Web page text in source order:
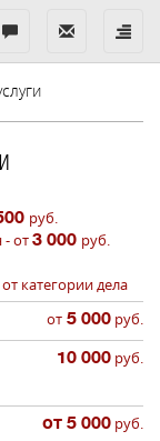
Показать
Бесплатная
руб.
от3 000 руб.
категории дела
от 5 000 руб.
10 000 руб.
от 5 000 руб.